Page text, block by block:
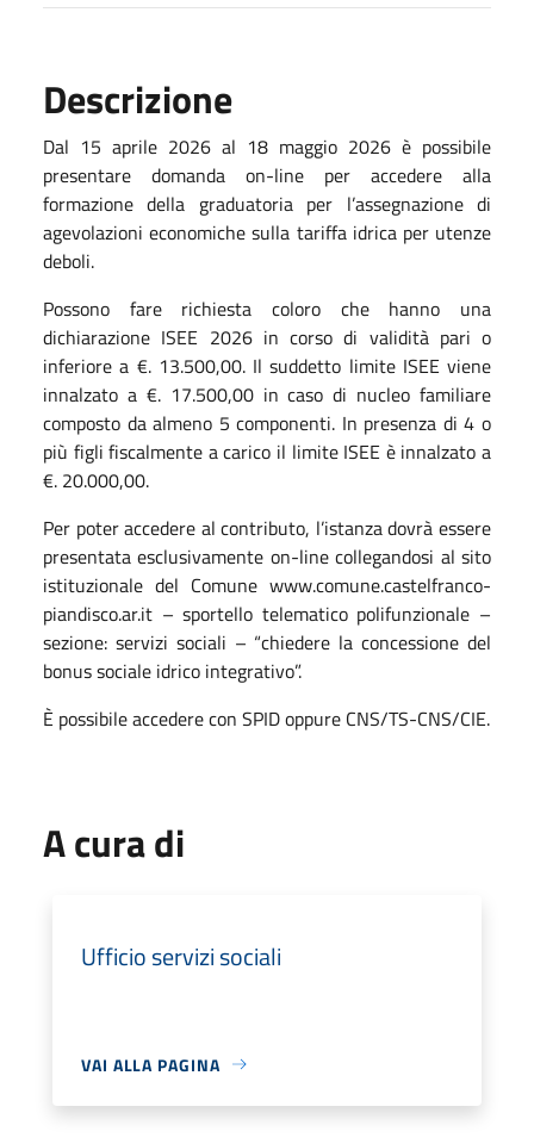
Descrizione
Dal 15 aprile 2026 al 18 maggio 2026 è possibile
presentare domanda on-line per accedere alla
formazione della graduatoria per l’assegnazione di
agevolazioni economiche sulla tariffa idrica per utenze
deboli.
Possono fare richiesta coloro che hanno una
dichiarazione ISEE 2026 in corso di validità pari o
inferiore a €. 13.500,00. Il suddetto limite ISEE viene
innalzato a €. 17.500,00 in caso di nucleo familiare
composto da almeno 5 componenti. In presenza di 4 o
più figli fiscalmente a carico il limite ISEE è innalzato a
€. 20.000,00.
Per poter accedere al contributo, l’istanza dovrà essere
presentata esclusivamente on-line collegandosi al sito
istituzionale del Comune www.comune.castelfranco-
piandisco.ar.it – sportello telematico polifunzionale –
sezione: servizi sociali – “chiedere la concessione del
bonus sociale idrico integrativo”.
È possibile accedere con SPID oppure CNS/TS-CNS/CIE.
A cura di
Ufficio servizi sociali
VAI ALLA PAGINA